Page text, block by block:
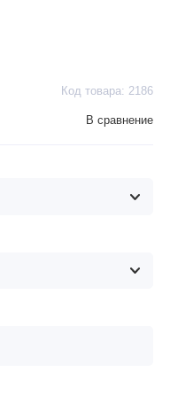
Код товара: 2186
В сравнение